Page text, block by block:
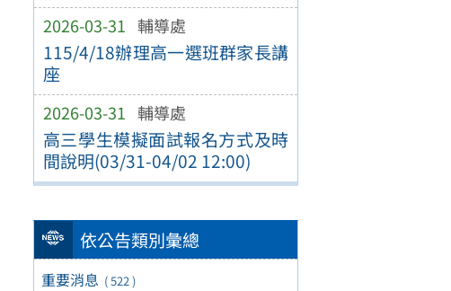
2026-03-31 輔導處
115/4/18辦理高一選班群家長講
座
2026-03-31 輔導處
高三學生模擬面試報名方式及時
間說明(03/31-04/02 12:00)
依公告類別彙總
重要消息 ( 522 )